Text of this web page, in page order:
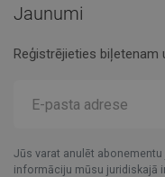
Jaunumi
Reģistrējieties
Jūs varat anulēt
informāciju mūsu juridiskajā